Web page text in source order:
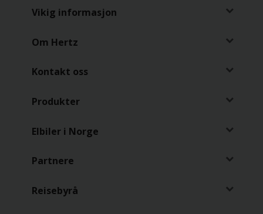
Gold+Vikig informasjon
Om Hertz
Kontakt oss
Produkter
Elbiler i Norge
Partnere
Reisebyrå